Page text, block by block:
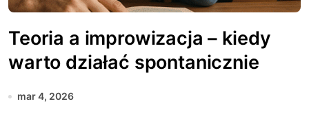
Teoria a improwizacja – kiedy
warto działać spontanicznie
mar 4, 2026